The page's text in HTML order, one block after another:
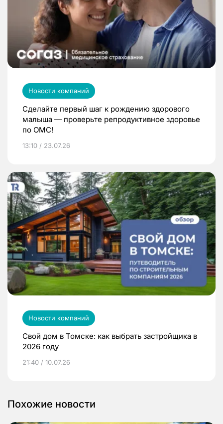
Новости компаний
Сделайте первый шаг к рождению здорового
малыша — проверьте репродуктивное здоровье
по ОМС!
13:10 / 23.07.26
Новости компаний
Свой дом в Томске: как выбрать застройщика в
2026 году
21:40 / 10.07.26
Похожие новости